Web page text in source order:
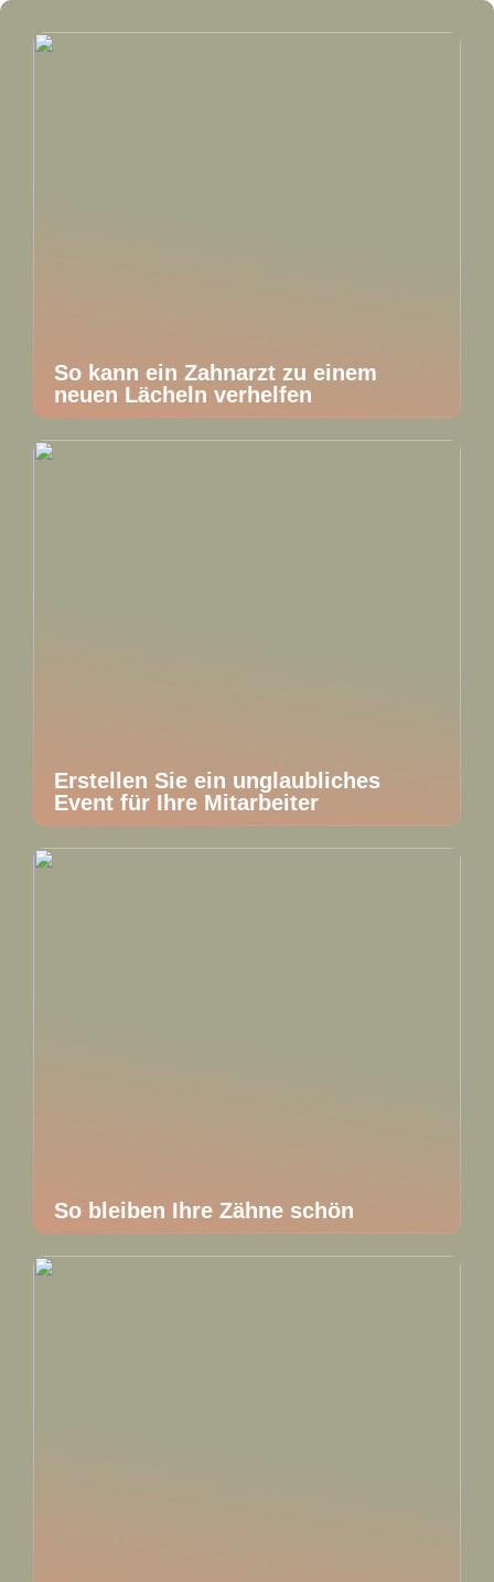
So kann ein Zahnarzt zu einem
neuen Lächeln verhelfen
Erstellen Sie ein unglaubliches
Event für Ihre Mitarbeiter
So bleiben Ihre Zähne schön